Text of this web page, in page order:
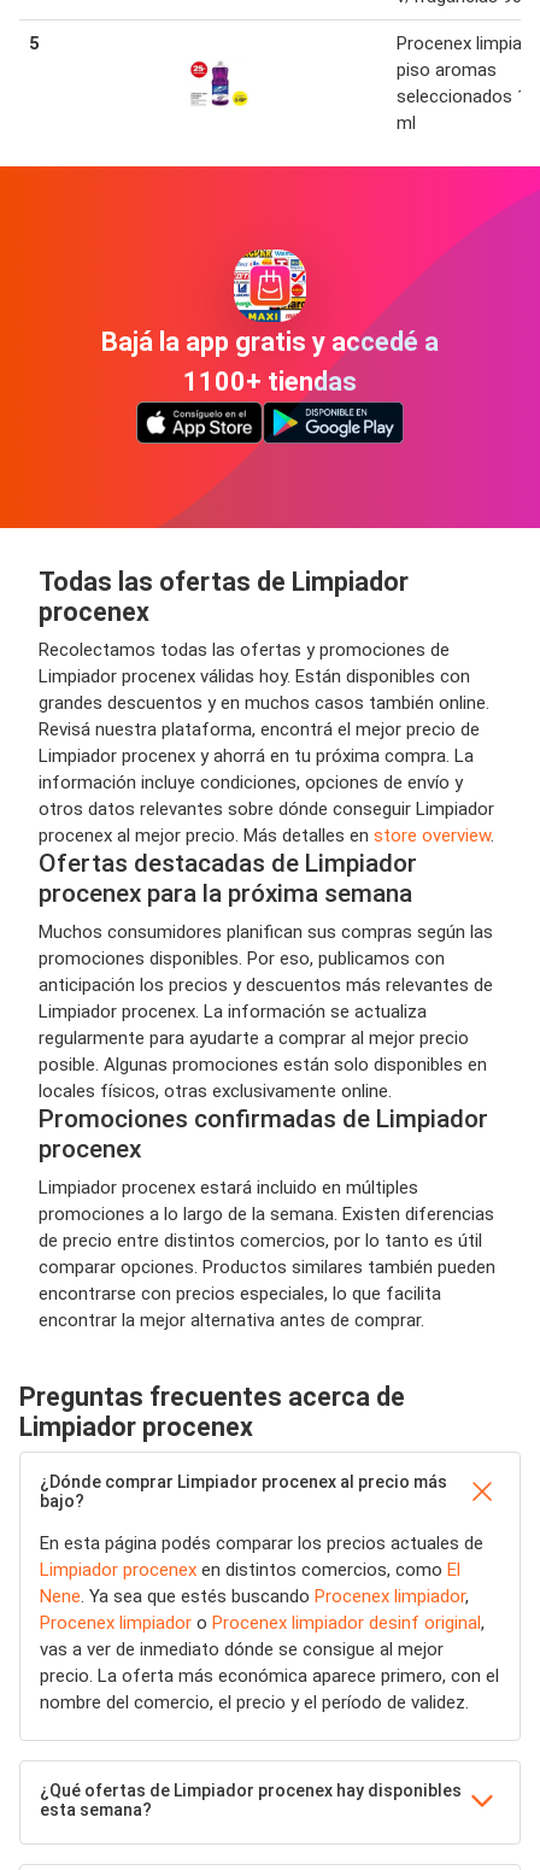
5
Procenex
piso aromas
seleccionados
ml
Bajá la app gratis y accedé a
1100+ tiendas
Todas las ofertas de Limpiador
procenex
Recolectamos todas las ofertas y promociones de
Limpiador procenex válidas hoy. Están disponibles con
grandes descuentos y en muchos casos también online.
Revisá nuestra plataforma, encontrá el mejor precio de
Limpiador procenex y ahorrá en tu próxima compra. La
información incluye condiciones, opciones de envío y
otros datos relevantes sobre dónde conseguir Limpiador
procenex al mejor precio. Más detalles en store overview.
Ofertas destacadas de Limpiador
procenex para la próxima semana
Muchos consumidores planifican sus compras según las
promociones disponibles. Por eso, publicamos con
anticipación los precios y descuentos más relevantes de
Limpiador procenex. La información se actualiza
regularmente para ayudarte a comprar al mejor precio
posible. Algunas promociones están solo disponibles en
locales físicos, otras exclusivamente online.
Promociones confirmadas de Limpiador
procenex
Limpiador procenex estará incluido en múltiples
promociones a lo largo de la semana. Existen diferencias
de precio entre distintos comercios, por lo tanto es útil
comparar opciones. Productos similares también pueden
encontrarse con precios especiales, lo que facilita
encontrar la mejor alternativa antes de comprar.
Preguntas frecuentes acerca de
Limpiador procenex
¿Dónde comprar Limpiador procenex al precio más
bajo?
En esta página podés comparar los precios actuales de
Limpiador procenex en distintos comercios, como El
Nene . Ya sea que estés buscando Procenex limpiador,
Procenex limpiador o Procenex limpiador desinf original,
vas a ver de inmediato dónde se consigue al mejor
precio. La oferta más económica aparece primero, con el
nombre del comercio, el precio y el período de validez.
¿Qué ofertas de Limpiador procenex hay disponibles
esta semana?